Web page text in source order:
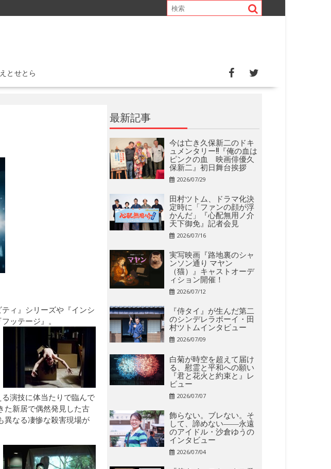
とせとら
ィ』シリーズや『インシ
ッテージ』。
演技に体当たりで臨んで
た新居で偶然発見した古
異なる凄惨な殺害現場が
最新記事
今は亡き久保新二のドキ
ュメンタリー!!『俺の血は
ピンクの血 映画俳優久
保新二』初日舞台挨拶
2026/07/29
田村ツトム、ドラマ化決
定時に「ファンの顔が浮
かんだ」『心配無用ノ介
天下御免』記者会見
2026/07/16
実写映画『路地裏のシャ
ンソン通り マヤン
（猫）』キャストオーデ
ィション開催！
2026/07/12
『侍タイ』が生んだ第二
のシンデレラボーイ・田
村ツトムインタビュー
2026/07/09
白菊が時空を超えて届け
る、慰霊と平和への願い
『君と花火と約束と』レ
ビュー
2026/07/07
飾らない。ブレない。そ
して、諦めない――永遠
のアイドル・沙倉ゆうの
インタビュー
2026/07/04